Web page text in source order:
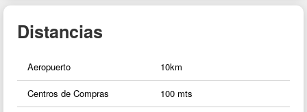
Distancias
Aeropuerto 10km
Centros de Compras 100 mts